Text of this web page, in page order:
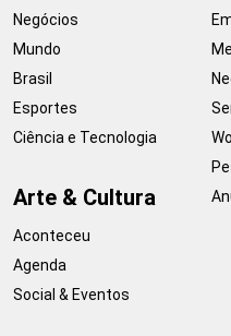
Negócios
Mundo
Brasil
Esportes
Ciência e Tecnologia
Arte & Cultura
Aconteceu
Agenda
Social & Eventos